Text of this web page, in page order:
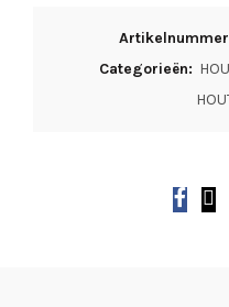
Categorieën: